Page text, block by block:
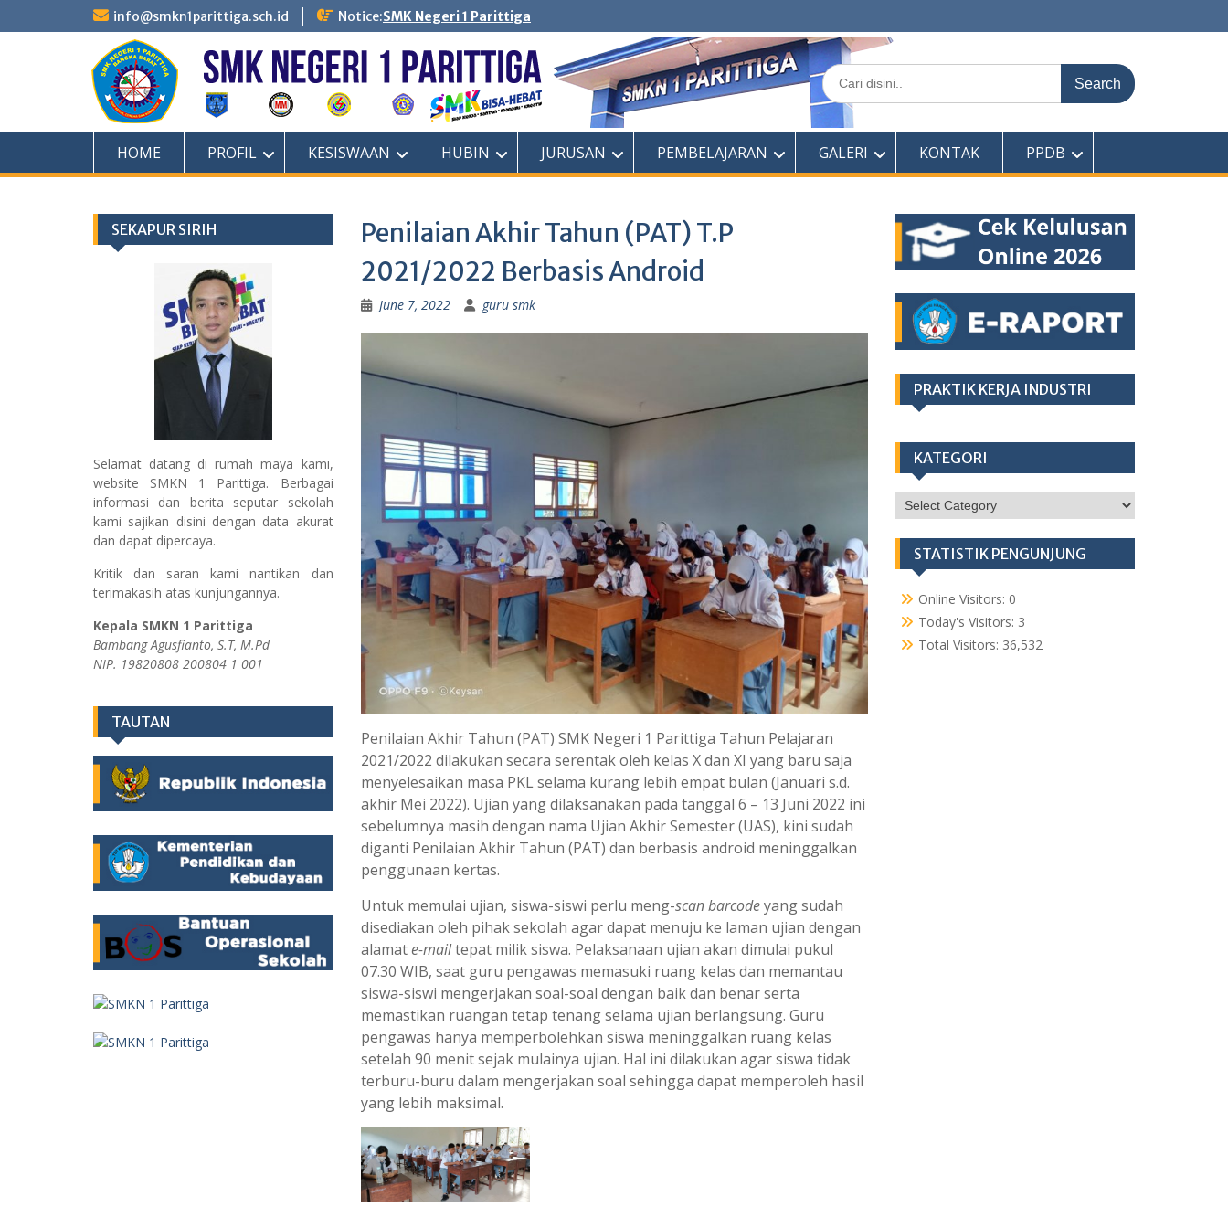
to
info@smkn1parittiga.sch.id Notice:SMK Negeri 1 Parittiga
Search
for:
HOME PROFIL KESISWAAN HUBIN JURUSAN PEMBELAJARAN GALERI KONTAK PPDB
Penilaian Akhir Tahun (PAT) T.P
2021/2022 Berbasis Android
June 7, 2022 guru smk
Penilaian Akhir Tahun (PAT) SMK Negeri 1 Parittiga Tahun Pelajaran
2021/2022 dilakukan secara serentak oleh kelas X dan XI yang baru saja
menyelesaikan masa PKL selama kurang lebih empat bulan (Januari s.d.
akhir Mei 2022). Ujian yang dilaksanakan pada tanggal 6 – 13 Juni 2022 ini
sebelumnya masih dengan nama Ujian Akhir Semester (UAS), kini sudah
diganti Penilaian Akhir Tahun (PAT) dan berbasis android meninggalkan
penggunaan kertas.
Untuk memulai ujian, siswa-siswi perlu meng-scan barcodeyang sudah
disediakan oleh pihak sekolah agar dapat menuju ke laman ujian dengan
alamate-mailtepat milik siswa. Pelaksanaan ujian akan dimulai pukul
07.30 WIB, saat guru pengawas memasuki ruang kelas dan memantau
siswa-siswi mengerjakan soal-soal dengan baik dan benar serta
memastikan ruangan tetap tenang selama ujian berlangsung. Guru
pengawas hanya memperbolehkan siswa meninggalkan ruang kelas
setelah 90 menit sejak mulainya ujian. Hal ini dilakukan agar siswa tidak
terburu-buru dalam mengerjakan soal sehingga dapat memperoleh hasil
yang lebih maksimal.
PRAKTIK KERJA INDUSTRI
KATEGORI
KATEGORI
STATISTIK PENGUNJUNG
Online Visitors: 0
Today's Visitors: 3
Total Visitors: 36,532
SEKAPUR SIRIH
Selamat datang di rumah maya kami,
website SMKN 1 Parittiga. Berbagai
informasi dan berita seputar sekolah
kami sajikan disini dengan data akurat
dan dapat dipercaya.
Kritik dan saran kami nantikan dan
terimakasih atas kunjungannya.
Kepala SMKN 1 Parittiga
Bambang Agusfianto, S.T, M.Pd
NIP. 19820808 200804 1 001
TAUTAN